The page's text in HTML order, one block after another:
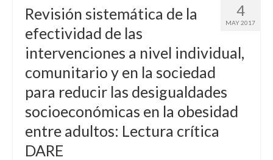
4
MAY 2017
Revisión sistemática de la
efectividad de las
intervenciones a nivel individual,
comunitario y en la sociedad
para reducir las desigualdades
socioeconómicas en la obesidad
entre adultos: Lectura crítica
DARE